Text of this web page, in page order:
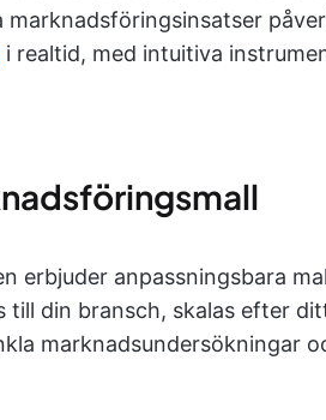
i realtid, med intuitiva
erbjuder anpassningsbara
till din bransch, skalas efter
marknadsundersökningar